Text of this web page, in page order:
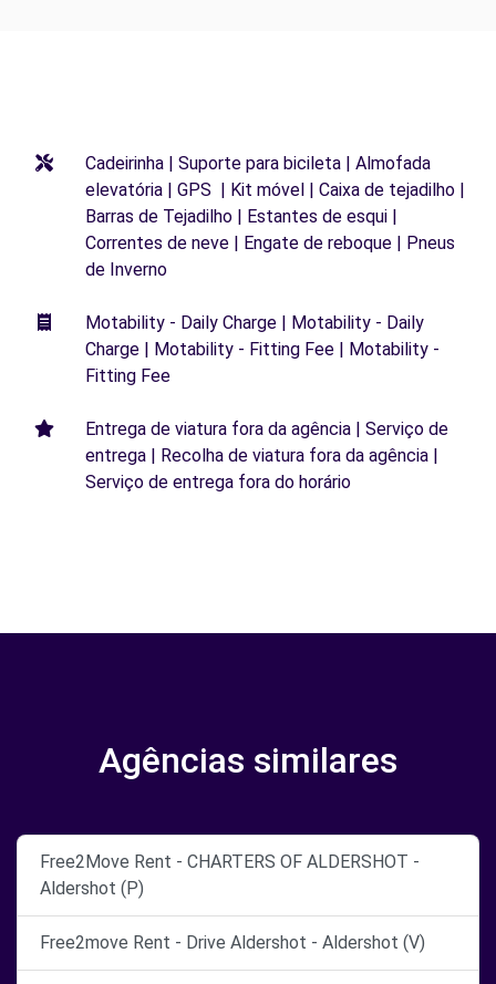
Cadeirinha | Suporte para bicileta | Almofada
elevatória | GPS | Kit móvel | Caixa de tejadilho |
Barras de Tejadilho | Estantes de esqui |
Correntes de neve | Engate de reboque | Pneus
de Inverno
Motability - Daily Charge | Motability - Daily
Charge | Motability - Fitting Fee | Motability -
Fitting Fee
Entrega de viatura fora da agência | Serviço de
entrega | Recolha de viatura fora da agência |
Serviço de entrega fora do horário
Agências similares
Free2Move Rent - CHARTERS OF ALDERSHOT -
Aldershot (P)
Free2move Rent - Drive Aldershot - Aldershot (V)